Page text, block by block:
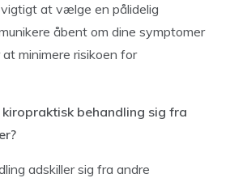
at vælge en pålidelig
åbent om dine symptomer
minimere risikoen for
behandling sig fra
adskiller sig fra andre